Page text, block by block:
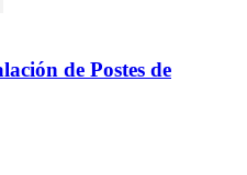
de Postes de